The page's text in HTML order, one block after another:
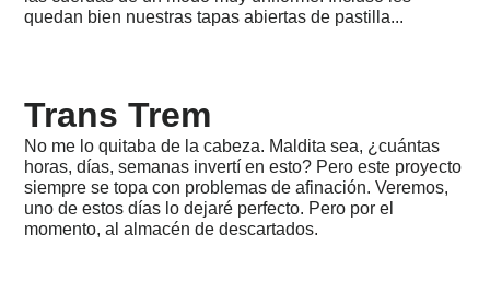
12-
-
Lanzarote,
La
Graciosa
&
La
Gomera
quedan bien nuestras tapas abiertas de pastilla...
Trans Trem
No me lo quitaba de la cabeza. Maldita sea, ¿cuántas
horas, días, semanas invertí en esto? Pero este proyecto
siempre se topa con problemas de afinación. Veremos,
uno de estos días lo dejaré perfecto. Pero por el
momento, al almacén de descartados.